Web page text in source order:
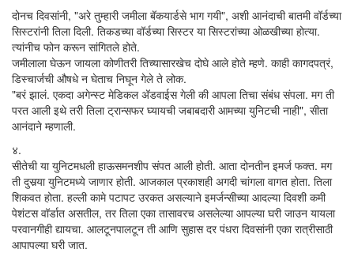
दोनच दिवसांनी, "अरे तुम्हारी जमीला बॅकयार्डसे भाग गयी", अशी आनंदाची बातमी वॉर्डच्या
सिस्टरांनी तिला दिली. तिकडच्या वॉर्डच्या सिस्टर या सिस्टरांच्या ओळखीच्या होत्या.
त्यांनीच फोन करून सांगितले होते.
जमीलाला घेऊन जायला कोणीतरी तिच्यासारखेच दोघे आले होते म्हणे. काही कागदपत्रं,
डिस्चार्जची औषधे न घेताच निघून गेले ते लोक.
"बरं झालं. एकदा अगेन्स्ट मेडिकल अ‍ॅडवाईस गेली की आपला तिचा संबंध संपला. मग ती
परत आली इथे तरी तिला ट्रान्सफर घ्यायची जबाबदारी आमच्या युनिटची नाही", सीता
आनंदाने म्हणाली.
४.
सीतेची या युनिटमधली हाऊसमनशीप संपत आली होती. आता दोनतीन इमर्ज फक्त. मग
ती दुसर्‍या युनिटमध्ये जाणार होती. आजकाल प्रकाशही अगदी चांगला वागत होता. तिला
शिकवत होता. हल्ली कामे पटापट उरकत असल्याने इमर्जन्सीच्या आदल्या दिवशी कमी
पेशंटस वॉर्डात असतील, तर तिला एका तासावरच असलेल्या आपल्या घरी जाउन यायला
परवानगीही द्यायचा. आलटूनपालटून ती आणि सुहास दर पंधरा दिवसांनी एका रात्रीसाठी
आपापल्या घरी जात.